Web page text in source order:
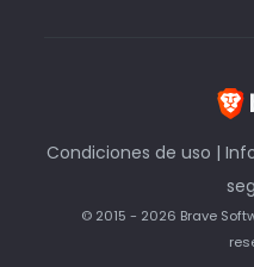
Condiciones de uso |
© 2015 - 2026 Brave